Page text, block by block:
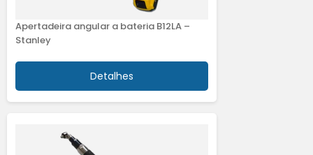
marketing
Confirmar escolhas
Apertadeira angular a bateria B12LA –
Stanley
Detalhes